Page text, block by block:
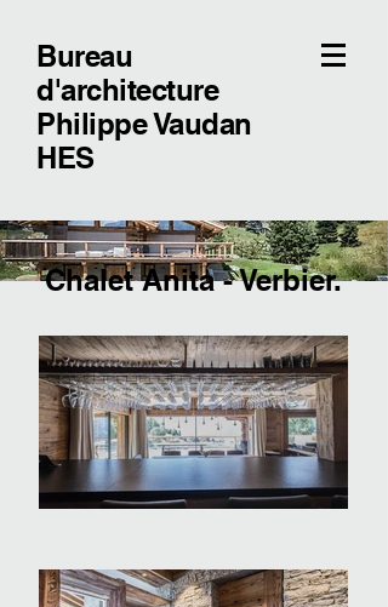
Bureau
d'architecture
Philippe Vaudan
HES
Chalet Anita - Verbier.